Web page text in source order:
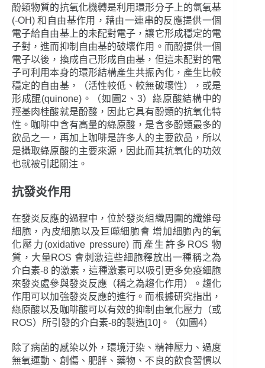
酚類物質的抗氧化機轉是利用環形分子上的氫氧基
(-OH) 和自由基作用，藉由一連串的反應提供一個
電子給自由基上的未配對電子，讓它形成穩定的電
子對，進而抑制自由基的破壞作用。而酚提供一個
電子以後，換成自己形成自由基，但這未配對的電
子可利用本身的環形結構產生共振內化，產生比較
穩定的自由基，（活性較低、較無破壞性），或是
形成醌(quinone)。（如圖2、3）綠原酸結構中的
羥基肉桂酸就是酚酸，因此它具有酚類的抗氧化特
性。咖啡中含有高量的綠原酸，是含多酚類最多的
飲品之一，再加上咖啡是許多人的主要飲品，所以
是攝取綠原酸的主要來源，因此而其抗氧化的功效
也就被引起關注。
抗發炎作用
在發炎反應的過程中，位於發炎組織周圍的纖維母
細胞，內皮細胞以及巨噬細胞會 增加細胞內的氧
化壓力(oxidative pressure) 而產生許多ROS 物
質，大量ROS 會刺激這些細胞釋放出一種稱之為
介白素-8 的激素，這種激素可以吸引更多免疫細胞
來發炎處參與發炎反應（稱之為趨化作用）。趨化
作用可以加強發炎反應的進行。而根據研究指出，
綠原酸以及咖啡酸可以有效的抑制由氧化壓力（或
ROS）所引發的介白素-8的製造[10]。（如圖4）
除了病菌的感染以外，環境汙染、精神壓力、過度
無氧運動、創傷、肥胖、藥物、不良的飲食習慣以